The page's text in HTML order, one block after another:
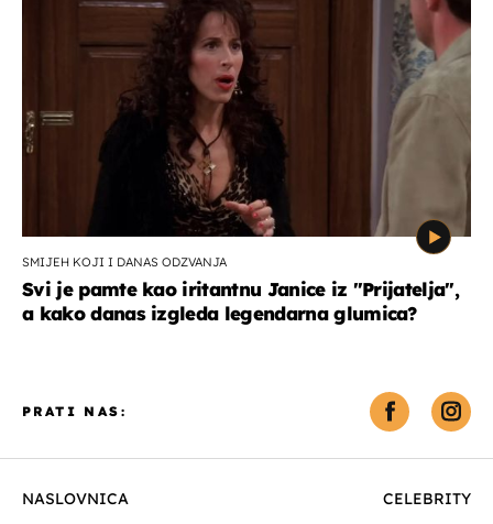
SMIJEH KOJI I DANAS ODZVANJA
Svi je pamte kao iritantnu Janice iz "Prijatelja",
a kako danas izgleda legendarna glumica?
NASLOVNICA
CELEBRITY
PRATI NAS: